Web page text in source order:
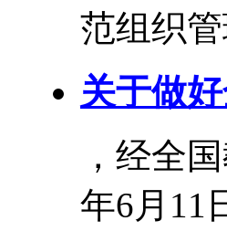
范组织
关于做
，经全
年6月11